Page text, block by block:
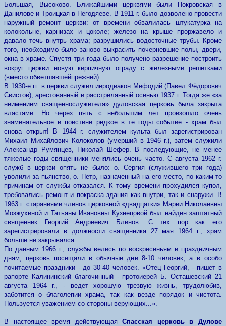
Большая, Высоково. Ближайшими церквями были Покровская в
Данилове и Троицкая в Негодяеве. В 1911 г. было дозволено провести
наружный ремонт церкви: от времени обвалилась штукатурка на
колокольне, карнизах и цоколе; железо на крыше проржавело и
давало течь внутрь храма; разрушились водосточные трубы. Кроме
того, необходимо было заново выкрасить почерневшие полы, двери,
окна в храме. Спустя три года было получено разрешение построить
вокруг церкви новую кирпичную ограду с железными решетками
(вместо обветшавшейпрежней).
В 1930-е гг. в церкви служил иеродиакон Мефодий (Павел Фёдорович
Свистов), арестованный и расстрелянный осенью 1937 г. Тогда же «за
неимением священнослужителя» дуловская церковь была закрыта
властями. Но через пять с небольшим лет произошло очень
знаменательное и поистине редкое в те годы событие - храм был
снова открыт! В 1944 г. служителем культа был зарегистрирован
Михаил Михайлович Колоколов (умерший в 1946 г.), затем служили
Александр Румянцев, Николай Шефер. В последующие, не менее
тяжелые годы священники менялись очень часто. С августа 1962 г.
служб в церкви опять не было: о. Сергия (служившего три года)
уволили за пьянство, о. Петр, назначенный на его место, по каким-то
причинам от службы отказался. К тому времени прохудился купол,
требовались ремонт и покраска здания как внутри, так и снаружи. В
1963 г. стараниями членов церковной «двадцатки» Марии Николаевны
Мозжухиной и Татьяны Ивановны Кузнецовой был найден заштатный
священник Георгий Андреевич Блинов. С тех пор как его
зарегистрировали в должности священника 27 мая 1964 г., храм
больше не закрывался.
По данным 1966 г., службы велись по воскресеньям и праздничным
дням; церковь посещали в обычные дни 8-10 человек, а в особо
почитаемые праздники - до 30-40 человек. «Отец Георгий, - пишет в
рапорте Калининский благочинный - протоиерей Б. Осташевский 21
августа 1964 г., - ведет хорошую трезвую жизнь, трудолюбив,
заботится о благолепии храма, так как везде порядок и чистота.
Пользуется уважением со стороны верующих...».
В настоящее время действующаяСпасская церковь в Дулове